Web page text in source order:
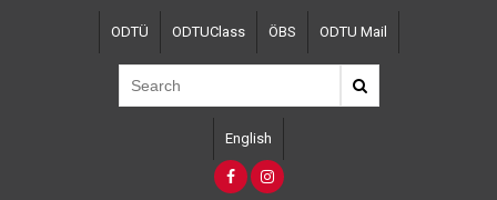
ODTÜ ODTUClass ÖBS ODTU Mail
English